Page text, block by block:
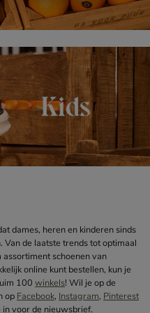
dames, heren en kinderen sinds
de laatste trends tot optimaal
schoenen van
online kunt bestellen, kun je
100 winkels! Wil je op de
op Facebook, Instagram, Pinterest
in voor de nieuwsbrief.